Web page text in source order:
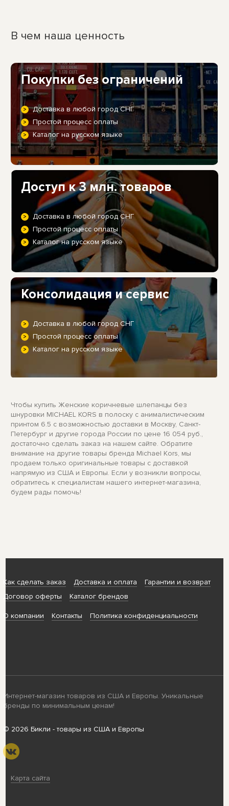
В чем наша ценность
Покупки без ограничений
Доставка в любой город СНГ
Простой процесс оплаты
Каталог на русском языке
Доступ к 3 млн. товаров
Доставка в любой город СНГ
Простой процесс оплаты
Каталог на русском языке
Консолидация и сервис
Доставка в любой город СНГ
Простой процесс оплаты
Каталог на русском языке
Чтобы купить Женские коричневые шлепанцы без
шнуровки MICHAEL KORS в полоску с анималистическим
принтом 6.5 с возможностью доставки в Москву, Санкт-
Петербург и другие города России по цене 16 054 руб.,
достаточно сделать заказ на нашем сайте. Обратите
внимание на другие товары бренда Michael Kors, мы
продаем только оригинальные товары с доставкой
напрямую из США и Европы. Если у возникли вопросы,
обратитесь к специалистам нашего интернет-магазина,
будем рады помочь!
Как сделать заказ Доставка и оплата
Гарантии и возврат
Договор оферты
Каталог брендов
О компании Контакты Политика конфиденциальности
Интернет-магазин товаров из США и Европы. Уникальные
бренды по минимальным ценам!
© 2026 Бикли - товары из США и Европы
Карта сайта